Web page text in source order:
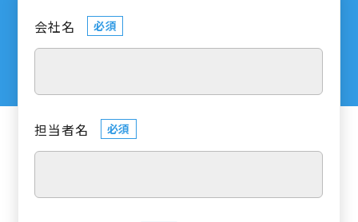
会社名 必須
担当者名 必須